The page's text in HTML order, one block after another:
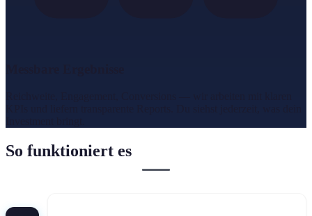
So funktioniert es